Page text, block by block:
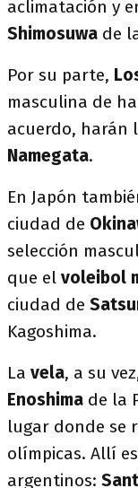
aclimatación y
Shimosuwa de
Por su parte,
masculina de
acuerdo, harán
Namegata.
En Japón
ciudad de
selección
que el voleibol
ciudad de
Kagoshima.
La vela, a su
Enoshima de la
lugar donde se
olímpicas. Allí
argentinos: